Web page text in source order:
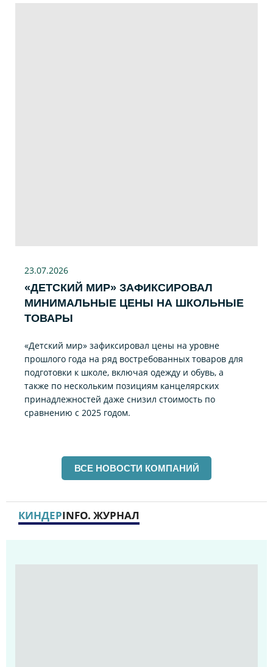
23.07.2026
«ДЕТСКИЙ МИР» ЗАФИКСИРОВАЛ
МИНИМАЛЬНЫЕ ЦЕНЫ НА ШКОЛЬНЫЕ
ТОВАРЫ
«Детский мир» зафиксировал цены на уровне
прошлого года на ряд востребованных товаров для
подготовки к школе, включая одежду и обувь, а
также по нескольким позициям канцелярских
принадлежностей даже снизил стоимость по
сравнению с 2025 годом.
ВСЕ НОВОСТИ КОМПАНИЙ
КИНДЕРINFO. ЖУРНАЛ